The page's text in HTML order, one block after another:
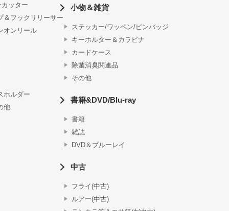
ッター
＆フックリリーサー
オンリール
ホルダー
他
小物＆雑貨
ステッカー/ワッペン/ピンバッジ
キーホルダー＆カラビナ
カードケース
除菌消臭関連品
その他
書籍&DVD/Blu-ray
書籍
雑誌
DVD＆ブルーレイ
中古
フライ(中古)
ルアー(中古)